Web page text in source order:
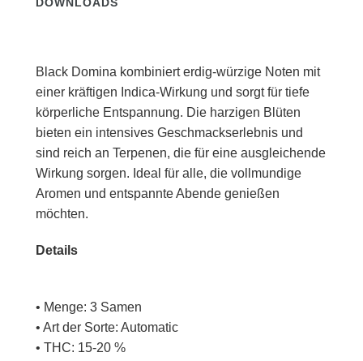
Black Domina kombiniert erdig-würzige Noten mit
einer kräftigen Indica-Wirkung und sorgt für tiefe
körperliche Entspannung. Die harzigen Blüten
bieten ein intensives Geschmackserlebnis und
sind reich an Terpenen, die für eine ausgleichende
Wirkung sorgen. Ideal für alle, die vollmundige
Aromen und entspannte Abende genießen
möchten.
Details
• Menge: 3 Samen
• Art der Sorte: Automatic
• THC: 15-20 %